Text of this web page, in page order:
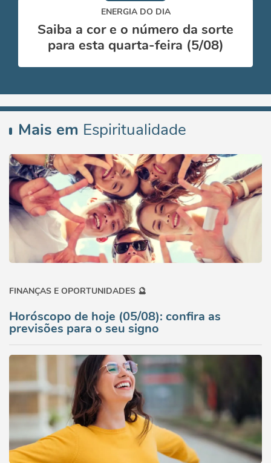
ENERGIA DO DIA
Saiba a cor e o número da sorte
para esta quarta-feira (5/08)
Mais em Espiritualidade
FINANÇAS E OPORTUNIDADES 🔮
Horóscopo de hoje (05/08): confira as
previsões para o seu signo